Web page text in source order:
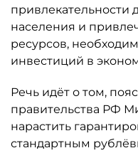
привлекательности
населения и
ресурсов,
инвестиций в
Речь идёт о том,
правительства РФ
нарастить
стандартным